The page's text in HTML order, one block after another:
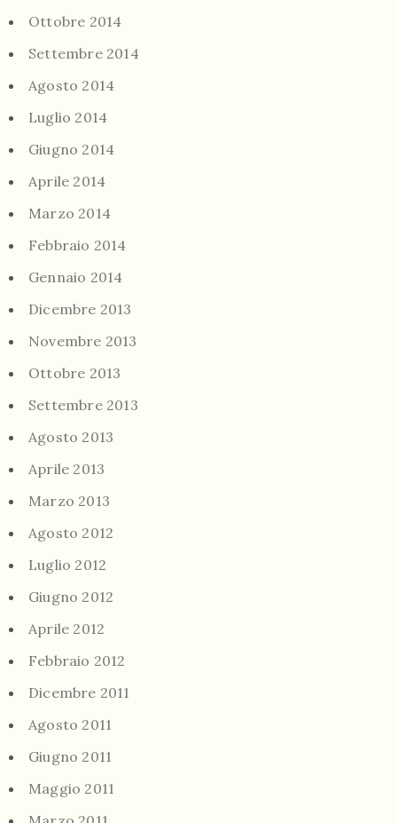
Ottobre 2014
Settembre 2014
Agosto 2014
Luglio 2014
Giugno 2014
Aprile 2014
Marzo 2014
Febbraio 2014
Gennaio 2014
Dicembre 2013
Novembre 2013
Ottobre 2013
Settembre 2013
Agosto 2013
Aprile 2013
Marzo 2013
Agosto 2012
Luglio 2012
Giugno 2012
Aprile 2012
Febbraio 2012
Dicembre 2011
Agosto 2011
Giugno 2011
Maggio 2011